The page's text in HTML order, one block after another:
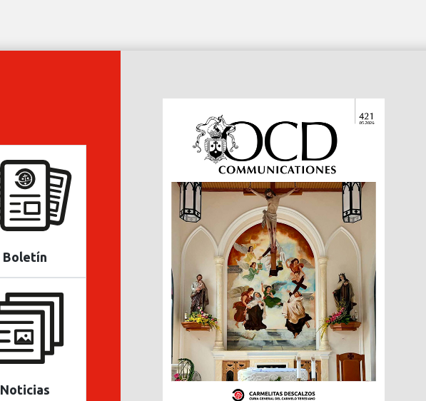
Boletín
Noticias